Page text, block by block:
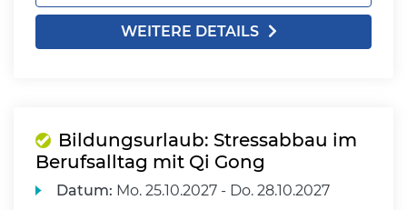
WEITERE DETAILS
Bildungsurlaub: Stressabbau im
Berufsalltag mit Qi Gong
Datum: Mo. 25.10.2027 - Do. 28.10.2027